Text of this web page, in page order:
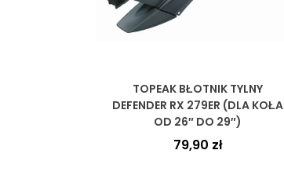
TOPEAK BŁOTNIK TYLNY
DEFENDER RX 279ER (DLA KOŁA
OD 26″ DO 29″)
79,90 zł